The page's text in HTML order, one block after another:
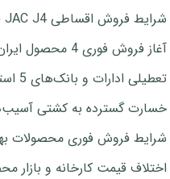
شرایط فروش اقساطی JAC J4 (مرداد 1405)
آغاز فروش فوری 4 محصول ایران خودرو در نمایندگی‌ها
تعطیلی ادارات و بانک‌های 5 استان در روز چهارشنبه
خسارت گسترده به کشتی
شرایط فروش فوری محصولات بهمن
اختلاف قیمت کارخانه و بازار